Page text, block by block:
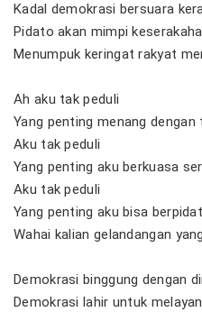
Kadal demokrasi bersuara
Pidato akan mimpi
Menumpuk keringat rakyat
Ah aku tak peduli
Yang penting menang
Aku tak peduli
Yang penting aku berkuasa
Aku tak peduli
Yang penting aku bisa
Wahai kalian gelandangan
Demokrasi binggung dengan
Demokrasi lahir untuk